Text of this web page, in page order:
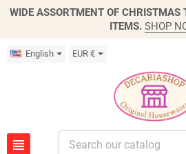
WIDE ASSORTMENT OF CHRISTMAS
ITEMS. SHOP
English EUR €
view_headline